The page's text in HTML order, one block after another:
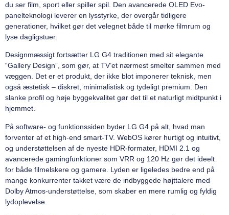
du ser film, sport eller spiller spil. Den avancerede OLED Evo-
panelteknologi leverer en lysstyrke, der overgår tidligere
generationer, hvilket gør det velegnet både til mørke filmrum og
lyse dagligstuer.
Designmæssigt fortsætter LG G4 traditionen med sit elegante
“Gallery Design”, som gør, at TV’et nærmest smelter sammen med
væggen. Det er et produkt, der ikke blot imponerer teknisk, men
også æstetisk – diskret, minimalistisk og tydeligt premium. Den
slanke profil og høje byggekvalitet gør det til et naturligt midtpunkt i
hjemmet.
På software- og funktionssiden byder LG G4 på alt, hvad man
forventer af et high-end smart-TV. WebOS kører hurtigt og intuitivt,
og understøttelsen af de nyeste HDR-formater, HDMI 2.1 og
avancerede gamingfunktioner som VRR og 120 Hz gør det ideelt
for både filmelskere og gamere. Lyden er ligeledes bedre end på
mange konkurrenter takket være de indbyggede højttalere med
Dolby Atmos-understøttelse, som skaber en mere rumlig og fyldig
lydoplevelse.